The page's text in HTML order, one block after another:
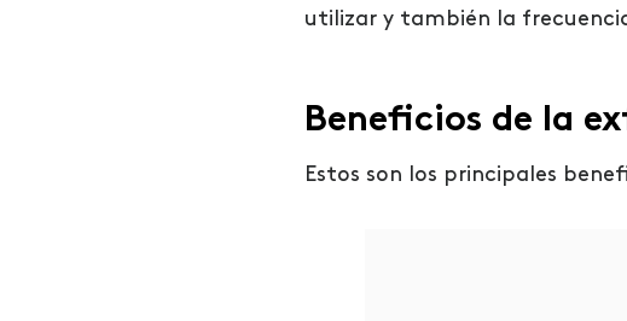
utilizar y también la
Beneficios de la
Estos son los principales